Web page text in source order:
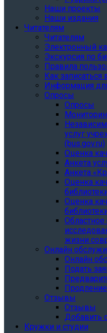
Наши проекты
Наши издания
Читателям
Читателям
Электронный
Экскурсия по
Правила
Как записаться
Информация
Опросы
Опросы
услуг
(bus.gov.ru)
Оценка
Анкета
Анкета
Oценка
Oценка
Областное
жизни
Онлайн
Онлайн
Подать
Отзывы
Отзывы
Добавить
Кружки и студии